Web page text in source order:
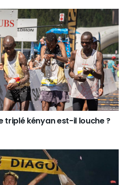
triplé kényan est-il louche ?